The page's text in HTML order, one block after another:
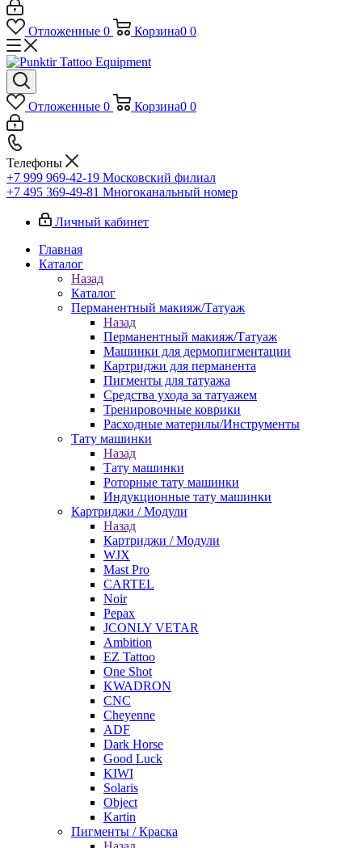
Отложенные 0 Корзина0 0
Отложенные 0 Корзина0 0
Телефоны
+7 999 969-42-19 Московский филиал
+7 495 369-49-81 Многоканальный номер
Личный кабинет
Главная
Каталог
Назад
Каталог
Перманентный макияж/Татуаж
Назад
Перманентный макияж/Татуаж
Машинки для дермопигментации
Картриджи для перманента
Пигменты для татуажа
Средства ухода за татуажем
Тренировочные коврики
Расходные материлы/Инструменты
Тату машинки
Назад
Тату машинки
Роторные тату машинки
Индукционные тату машинки
Картриджи / Модули
Назад
Картриджи / Модули
WJX
Mast Pro
CARTEL
Noir
Pepax
JCONLY VETAR
Ambition
EZ Tattoo
One Shot
KWADRON
CNC
Cheyenne
ADF
Dark Horse
Good Luck
KIWI
Solaris
Object
Kartin
Пигменты / Краска